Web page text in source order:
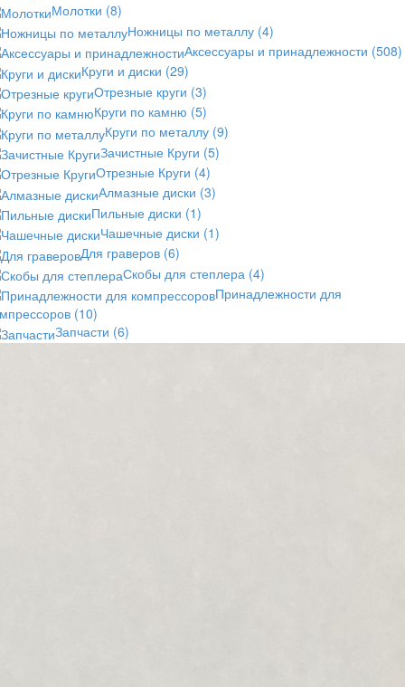
Молотки (8)
Ножницы по металлу (4)
Аксессуары и принадлежности (508)
Круги и диски (29)
Отрезные круги (3)
Круги по камню (5)
Круги по металлу (9)
Зачистные Круги (5)
Отрезные Круги (4)
Алмазные диски (3)
Пильные диски (1)
Чашечные диски (1)
Для граверов (6)
Скобы для степлера (4)
Принадлежности для
(10)
Запчасти (6)